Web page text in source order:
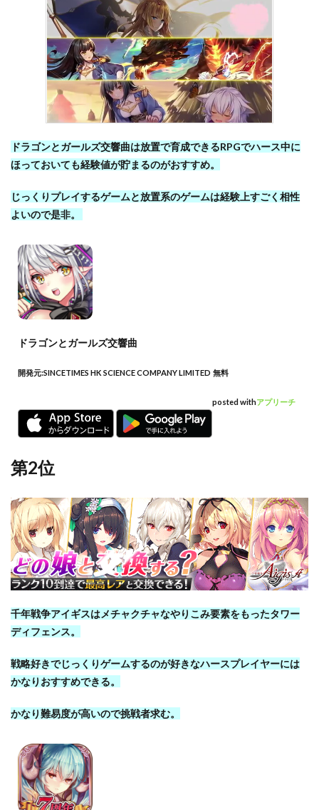
ドラゴンとガールズ交響曲は放置で育成できるRPGでハース中に
ほっておいても経験値が貯まるのがおすすめ。
じっくりプレイするゲームと放置系のゲームは経験上すごく相性
よいので是非。
ドラゴンとガールズ交響曲
開発元:SINCETIMES HK SCIENCE COMPANY LIMITED 無料
posted withアプリーチ
第2位
千年戦争アイギスはメチャクチャなやりこみ要素をもったタワー
ディフェンス。
戦略好きでじっくりゲームするのが好きなハースプレイヤーには
かなりおすすめできる。
かなり難易度が高いので挑戦者求む。